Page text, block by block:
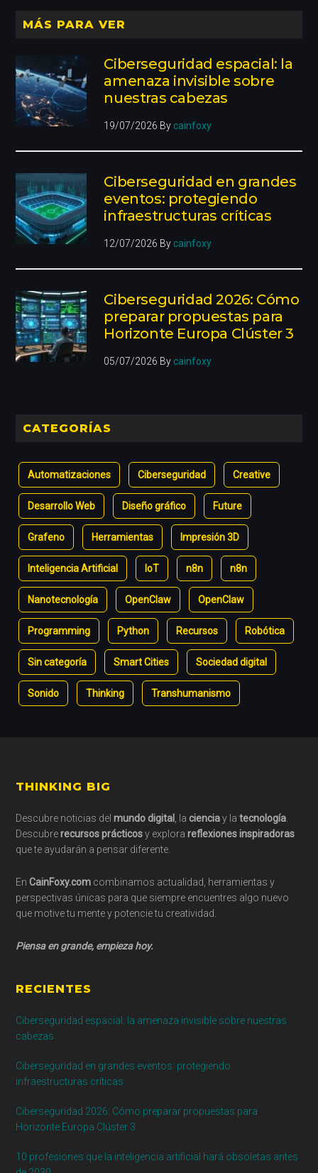
MÁS PARA VER
Ciberseguridad espacial: la
amenaza invisible sobre
nuestras cabezas
19/07/2026 By cainfoxy
Ciberseguridad en grandes
eventos: protegiendo
infraestructuras críticas
12/07/2026 By cainfoxy
Ciberseguridad 2026: Cómo
preparar propuestas para
Horizonte Europa Clúster 3
05/07/2026 By cainfoxy
CATEGORÍAS
Automatizaciones Ciberseguridad Creative
Desarrollo Web Diseño gráfico Future
Grafeno Herramientas Impresión 3D
Inteligencia Artificial IoT n8n n8n
Nanotecnología OpenClaw OpenClaw
Programming Python Recursos Robótica
Sin categoría Smart Cities Sociedad digital
Sonido Thinking Transhumanismo
Footer
THINKING BIG
Descubre noticias delmundo digital , lacienciay latecnología
Descubrerecursos prácticosy explorareflexiones inspiradoras
que te ayudarán a pensar diferente.
EnCainFoxy.com combinamos actualidad, herramientas y
perspectivas únicas para que siempre encuentres algo nuevo
que motive tu mente y potencie tu creatividad.
Piensa en grande, empieza hoy.
RECIENTES
Ciberseguridad espacial: la amenaza invisible sobre nuestras
cabezas
Ciberseguridad en grandes eventos: protegiendo
infraestructuras críticas
Ciberseguridad 2026: Cómo preparar propuestas para
Horizonte Europa Clúster 3
10 profesiones que la inteligencia artificial hará obsoletas antes